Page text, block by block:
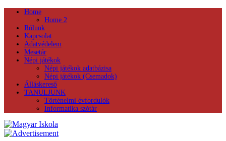
Home
Home 2
Rólunk
Kapcsolat
Adatvédelem
Mesetár
Népi játékok
Népi játékok adatbázisa
Népi játékok (Csemadok)
Álláskereső
TANULJUNK
Történelmi évfordulók
Informatika szótár